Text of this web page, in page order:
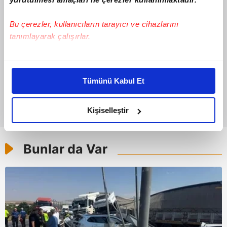
Bu çerezler, kullanıcıların tarayıcı ve cihazlarını
tanımlayarak çalışırlar.
Bu çerezlere izin vermeniz halinde sizlere özel
daha iyi reklam deneyimi yaşatabiliriz. Bunu yaparken
amacımızın size daha iyi bir reklam deneyimi sunmak
olduğunu ve sizlere en iyi içerikleri sunabilmek adına
elimizden gelen çabayı gösterdiğimizi ve bu noktada,
reklamların maliyetlerimizi karşılamak noktasında tek gelir
kalemimiz olduğunu sizlere hatırlatmak isteriz.
Her halükârda, kullanıcılar, bu çerezlere izin vermedikleri
takdirde, kullanıcılara hedefli reklamlar
gösterilmeyecektir."
Sizlere daha iyi bir hizmet sunabilmek için İnternet
Tümünü Kabul Et
Kişiselleştir
Bunlar da Var